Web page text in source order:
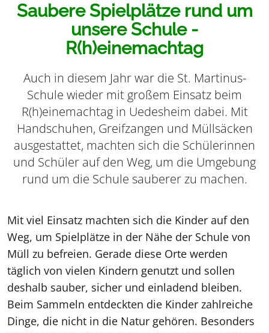
Saubere Spielplätze rund um
unsere Schule -
R(h)einemachtag
Auch in diesem Jahr war die St. Martinus-
Schule wieder mit großem Einsatz beim
R(h)einemachtag in Uedesheim dabei. Mit
Handschuhen, Greifzangen und Müllsäcken
ausgestattet, machten sich die Schülerinnen
und Schüler auf den Weg, um die Umgebung
rund um die Schule sauberer zu machen.
Mit viel Einsatz machten sich die Kinder auf den
Weg, um Spielplätze in der Nähe der Schule von
Müll zu befreien. Gerade diese Orte werden
täglich von vielen Kindern genutzt und sollen
deshalb sauber, sicher und einladend bleiben.
Beim Sammeln entdeckten die Kinder zahlreiche
Dinge, die nicht in die Natur gehören. Besonders